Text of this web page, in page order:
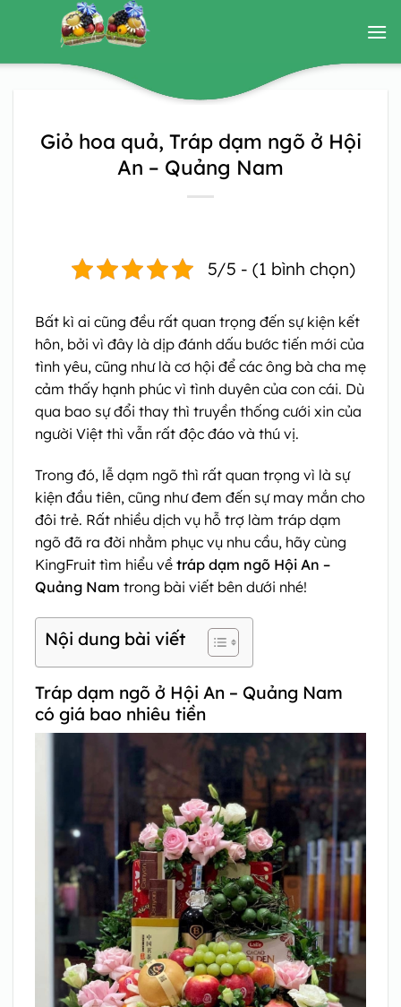
Giỏ hoa quả, Tráp dạm ngõ ở Hội
An – Quảng Nam
5/5 - (1 bình chọn)
Bất kì ai cũng đều rất quan trọng đến sự kiện kết
hôn, bởi vì đây là dịp đánh dấu bước tiến mới của
tình yêu, cũng như là cơ hội để các ông bà cha mẹ
cảm thấy hạnh phúc vì tình duyên của con cái. Dù
qua bao sự đổi thay thì truyền thống cưới xin của
người Việt thì vẫn rất độc đáo và thú vị.
Trong đó, lễ dạm ngõ thì rất quan trọng vì là sự
kiện đầu tiên, cũng như đem đến sự may mắn cho
đôi trẻ. Rất nhiều dịch vụ hỗ trợ làm tráp dạm
ngõ đã ra đời nhằm phục vụ nhu cầu, hãy cùng
KingFruit tìm hiểu về tráp dạm ngõ Hội An –
Quảng Nam trong bài viết bên dưới nhé!
Nội dung bài viết
Tráp dạm ngõ ở Hội An – Quảng Nam
có giá bao nhiêu tiền